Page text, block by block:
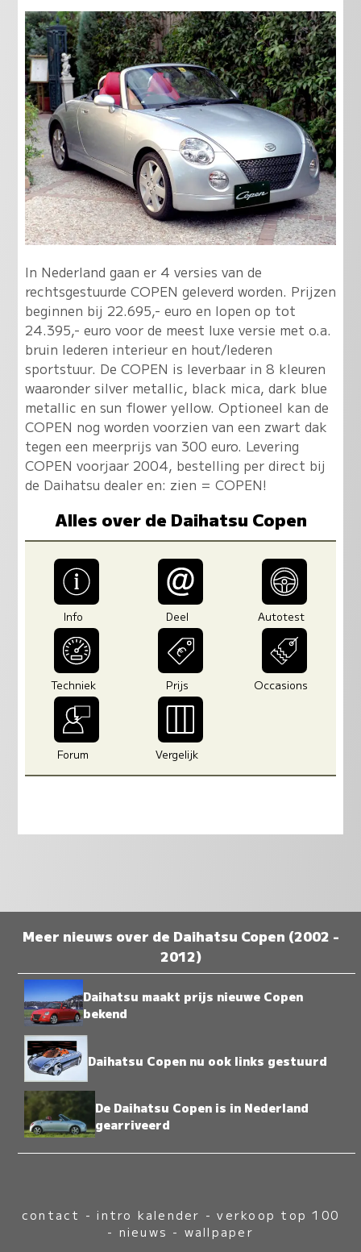
In Nederland gaan er 4 versies van de
rechtsgestuurde COPEN geleverd worden. Prijzen
beginnen bij 22.695,- euro en lopen op tot
24.395,- euro voor de meest luxe versie met o.a.
bruin lederen interieur en hout/lederen
sportstuur. De COPEN is leverbaar in 8 kleuren
waaronder silver metallic, black mica, dark blue
metallic en sun flower yellow. Optioneel kan de
COPEN nog worden voorzien van een zwart dak
tegen een meerprijs van 300 euro. Levering
COPEN voorjaar 2004, bestelling per direct bij
de Daihatsu dealer en: zien = COPEN!
Alles over de Daihatsu Copen
Info Deel Autotest
Techniek Prijs Occasions
Forum Vergelijk
Meer nieuws over de Daihatsu Copen (2002 -
2012)
Daihatsu maakt prijs nieuwe Copen
bekend
Daihatsu Copen nu ook links gestuurd
De Daihatsu Copen is in Nederland
gearriveerd
contact -intro kalender -verkoop top 100
- nieuws - wallpaper